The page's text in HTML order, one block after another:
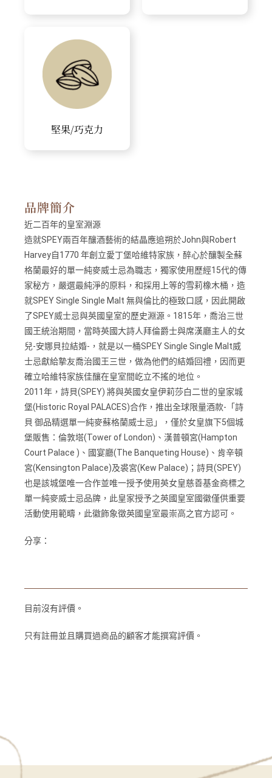
堅果/巧克力
品牌簡介
近二百年的皇室淵源
造就SPEY兩百年釀酒藝術的結晶應追朔於John與Robert
Harvey自1770 年創立愛丁堡哈維特家族，醉心於釀製全蘇
格蘭最好的單一純麥威士忌為職志，獨家使用歷經15代的傳
家秘方，嚴選最純淨的原料，和採用上等的雪莉橡木桶，造
就SPEY Single Single Malt 無與倫比的極致口感，因此開啟
了SPEY威士忌與英國皇室的歷史淵源。1815年，喬治三世
國王統治期間，當時英國大詩人拜倫爵士與席漢廳主人的女
兒-安娜貝拉結婚-，就是以一桶SPEY Single Single Malt威
士忌獻給摯友喬治國王三世，做為他們的結婚回禮，因而更
確立哈維特家族佳釀在皇室間屹立不搖的地位。
2011年，詩貝(SPEY) 將與英國女皇伊莉莎白二世的皇家城
堡(Historic Royal PALACES)合作，推出全球限量酒款-「詩
貝 御品精選單一純麥蘇格蘭威士忌」，僅於女皇旗下5個城
堡販售：倫敦塔(Tower of London)、漢普頓宮(Hampton
Court Palace )、國宴廳(The Banqueting House)、肯辛頓
宮(Kensington Palace)及裘宮(Kew Palace)；詩貝(SPEY)
也是該城堡唯一合作並唯一授予使用英女皇慈善基金商標之
單一純麥威士忌品牌，此皇家授予之英國皇室國徽僅供重要
活動使用範疇，此徽飾象徵英國皇室最崇高之官方認可。
分享：
目前沒有評價。
只有註冊並且購買過商品的顧客才能撰寫評價。